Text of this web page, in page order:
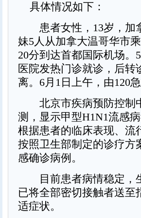
具体情况如下：
患者女性，13岁，加
妹5人从加拿大温哥华市
20分到达首都国际机场。
医院发热门诊就诊，后
离。6月1日上午，由120
北京市疾病预防控制
测，显示甲型H1N1流感
根据患者的临床表现、流
按照卫生部制定的诊疗方
感确诊病例。
目前患者病情稳定，
已将全部密切接触者送
适症状。